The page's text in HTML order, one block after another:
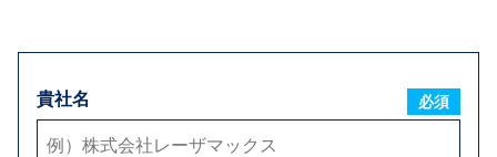
貴社名 必須